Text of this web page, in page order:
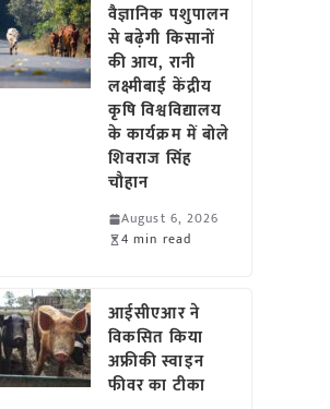
वैज्ञानिक पशुपालन
से बढ़ेगी किसानों
की आय, रानी
लक्ष्मीबाई केंद्रीय
कृषि विश्वविद्यालय
के कार्यक्रम में बोले
शिवराज सिंह
चौहान
August 6, 2026
4 min read
आईसीएआर ने
विकसित किया
अफ्रीकी स्वाइन
फीवर का टीका